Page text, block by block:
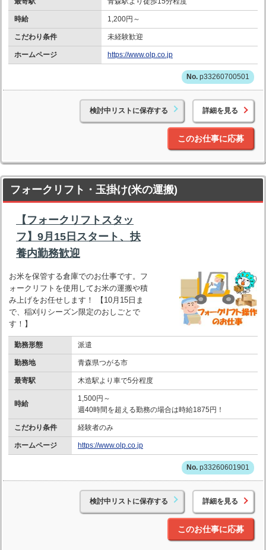
時給 1,200円～
こだわり条件 未経験歓迎
ホームページ https://www.olp.co.jp
p33260700501
検討中リストに保存する 詳細を見る
このお仕事に応募
フォークリフト・玉掛け(米の運搬)
【フォークリフトスタッ
フ】9月15日スタート、扶
養内勤務歓迎
お米を保管する倉庫でのお仕事です。フ
ォークリフトを使用してお米の運搬や積
み上げをお任せします！ 【10月15日ま
で、稲刈りシーズン限定のおしごとで
す！】
勤務形態 派遣
勤務地 青森県つがる市
最寄駅 木造駅より車で5分程度
時給
1,500円～
週40時間を超える勤務の場合は時給1875円！
こだわり条件 経験者のみ
ホームページ https://www.olp.co.jp
p33260601901
検討中リストに保存する 詳細を見る
このお仕事に応募